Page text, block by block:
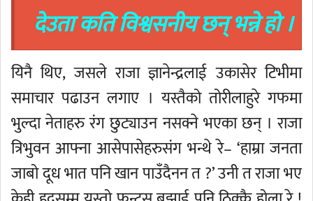
देउता कति विश्वसनीय छन् भन्ने हो ।
यिनै थिए, जसले राजा ज्ञानेन्द्रलाई उकासेर टिभीमा
समाचार पढाउन लगाए । यस्तैको तोरीलाहुरे गफमा
भुल्दा नेताहरु रंग छुट्याउन नसक्ने भएका छन् । राजा
त्रिभुवन आफ्ना आसेपासेहरुसंग भन्थे रे– ‘हाम्रा जनता
जाबो दूध भात पनि खान पाउँदैनन त ?’ उनी त राजा भए